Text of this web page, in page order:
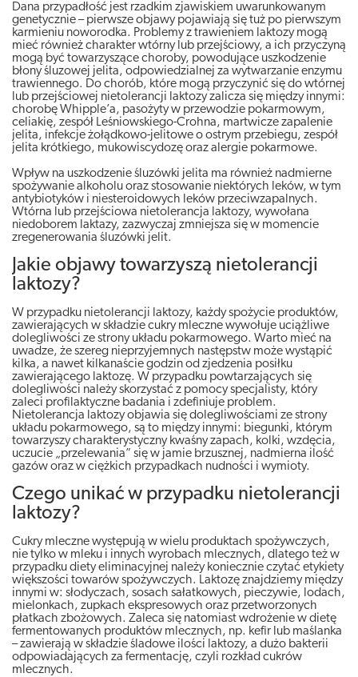
Dana przypadłość jest rzadkim zjawiskiem uwarunkowanym
genetycznie – pierwsze objawy pojawiają się tuż po pierwszym
karmieniu noworodka. Problemy z trawieniem laktozy mogą
mieć również charakter wtórny lub przejściowy, a ich przyczyną
mogą być towarzyszące choroby, powodujące uszkodzenie
błony śluzowej jelita, odpowiedzialnej za wytwarzanie enzymu
trawiennego. Do chorób, które mogą przyczynić się do wtórnej
lub przejściowej nietolerancji laktozy zalicza się między innymi:
chorobę Whipple’a, pasożyty w przewodzie pokarmowym,
celiakię, zespół Leśniowskiego-Crohna, martwicze zapalenie
jelita, infekcje żołądkowo-jelitowe o ostrym przebiegu, zespół
jelita krótkiego, mukowiscydozę oraz alergie pokarmowe.
Wpływ na uszkodzenie śluzówki jelita ma również nadmierne
spożywanie alkoholu oraz stosowanie niektórych leków, w tym
antybiotyków i niesteroidowych leków przeciwzapalnych.
Wtórna lub przejściowa nietolerancja laktozy, wywołana
niedoborem laktazy, zazwyczaj zmniejsza się w momencie
zregenerowania śluzówki jelit.
Jakie objawy towarzyszą nietolerancji
laktozy?
W przypadku nietolerancji laktozy, każdy spożycie produktów,
zawierających w składzie cukry mleczne wywołuje uciążliwe
dolegliwości ze strony układu pokarmowego. Warto mieć na
uwadze, że szereg nieprzyjemnych następstw może wystąpić
kilka, a nawet kilkanaście godzin od zjedzenia posiłku
zawierającego laktozę. W przypadku powtarzających się
dolegliwości należy skorzystać z pomocy specjalisty, który
zaleci profilaktyczne badania i zdefiniuje problem.
Nietolerancja laktozy objawia się dolegliwościami ze strony
układu pokarmowego, są to między innymi: biegunki, którym
towarzyszy charakterystyczny kwaśny zapach, kolki, wzdęcia,
uczucie „przelewania” się w jamie brzusznej, nadmierna ilość
gazów oraz w ciężkich przypadkach nudności i wymioty.
Czego unikać w przypadku nietolerancji
laktozy?
Cukry mleczne występują w wielu produktach spożywczych,
nie tylko w mleku i innych wyrobach mlecznych, dlatego też w
przypadku diety eliminacyjnej należy koniecznie czytać etykiety
większości towarów spożywczych. Laktozę znajdziemy między
innymi w: słodyczach, sosach sałatkowych, pieczywie, lodach,
mielonkach, zupkach ekspresowych oraz przetworzonych
płatkach zbożowych. Zaleca się natomiast wdrożenie w dietę
fermentowanych produktów mlecznych, np. kefir lub maślanka
– zawierają w składzie śladowe ilości laktozy, a dużo bakterii
odpowiadających za fermentację, czyli rozkład cukrów
mlecznych.